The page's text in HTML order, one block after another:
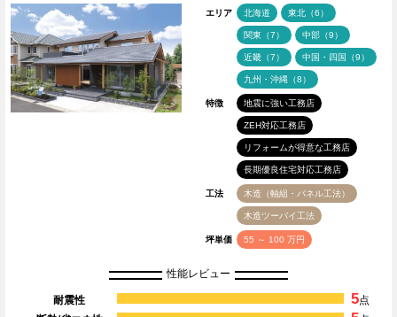
エリア 北海道 東北（6）
関東（7） 中部（9）
近畿（7） 中国・四国（9）
九州・沖縄（8）
特徴 地震に強い工務店
ZEH対応工務店
リフォームが得意な工務店
長期優良住宅対応工務店
工法 木造（軸組・パネル工法）
木造ツーバイ工法
坪単価 55 ～ 100 万円
性能レビュー
耐震性 5点